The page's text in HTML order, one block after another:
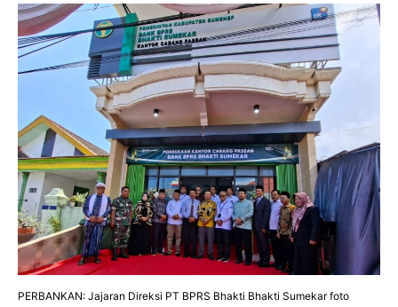
PERBANKAN: Jajaran Direksi PT BPRS Bhakti Bhakti Sumekar foto